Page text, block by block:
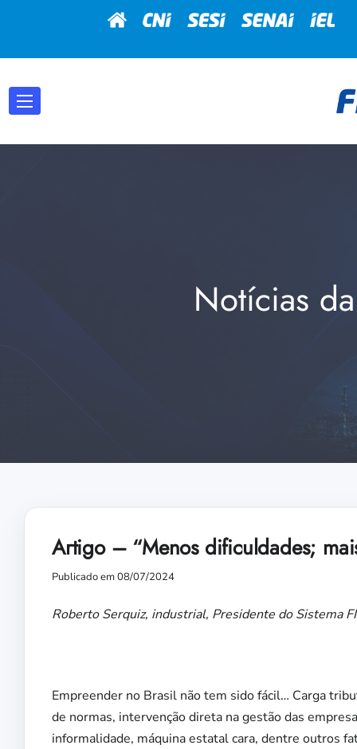
Notícias
Artigo – “Menos dificuldades;
Publicado em 08/07/2024
Roberto Serquiz, industrial, Presidente do Sistema
Empreender no Brasil não tem sido fácil… Carga
de normas, intervenção direta na gestão das
informalidade, máquina estatal cara, dentre outros